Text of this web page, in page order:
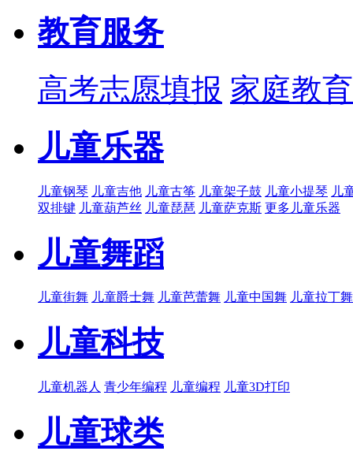
教育服务
高考志愿填报 家庭教
儿童乐器
儿童钢琴 儿童吉他 儿童古筝 儿童架子鼓 儿童小提琴 儿
双排键 儿童葫芦丝 儿童琵琶 儿童萨克斯 更多儿童乐器
儿童舞蹈
儿童街舞 儿童爵士舞 儿童芭蕾舞 儿童中国舞 儿童拉丁舞
儿童科技
儿童机器人 青少年编程 儿童编程 儿童3D打印
儿童球类